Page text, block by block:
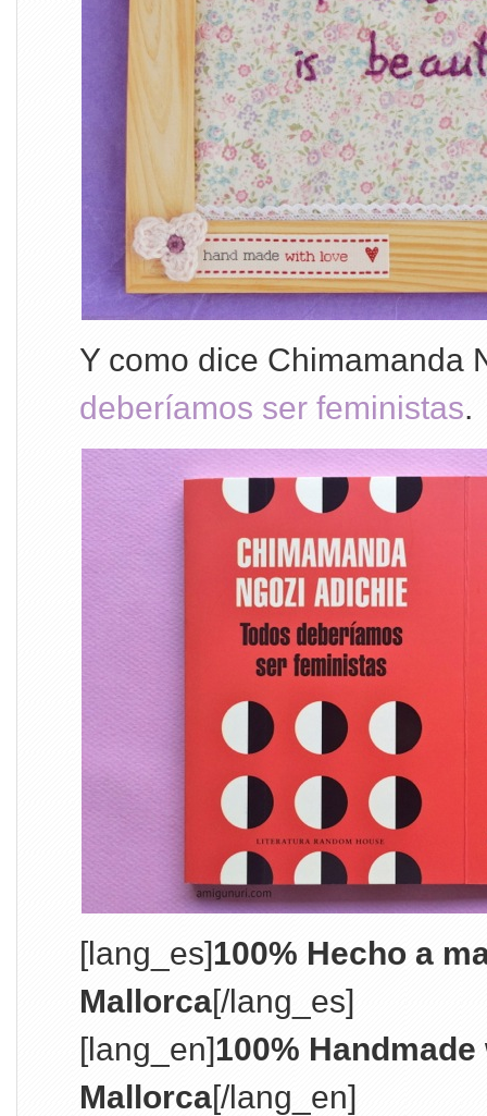
Y como dice Chimamanda
deberíamos ser feministas.
[lang_es]100% Hecho a
Mallorca[/lang_es]
[lang_en]100%
Mallorca[/lang_en]